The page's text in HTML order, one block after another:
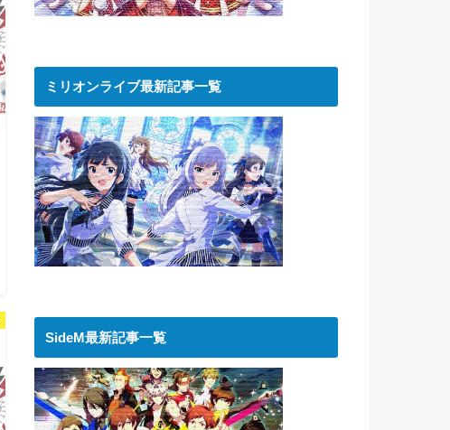
ミリオンライブ最新記事一覧
SideM最新記事一覧